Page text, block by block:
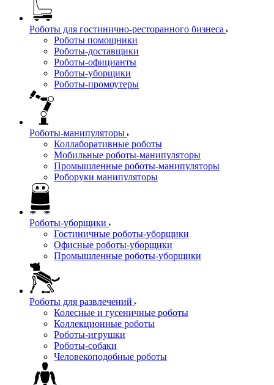
Роботы для гостинично-ресторанного бизнеса
Роботы помощники
Роботы-доставщики
Роботы-официанты
Роботы-уборщики
Роботы-промоутеры
Роботы-манипуляторы
Коллаборативные роботы
Мобильные роботы-манипуляторы
Промышленные роботы-манипуляторы
Роборуки манипуляторы
Роботы-уборщики
Гостиничные роботы-уборщики
Офисные роботы-уборщики
Промышленные роботы-уборщики
Роботы для развлечений
Колесные и гусеничные роботы
Коллекционные роботы
Роботы-игрушки
Роботы-собаки
Человекоподобные роботы